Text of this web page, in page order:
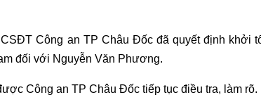
Công an TP Châu Đốc đã quyết định khởi
đối với Nguyễn Văn Phương.
Công an TP Châu Đốc tiếp tục điều tra, làm rõ.